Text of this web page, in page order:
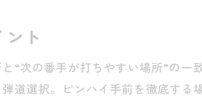
ト
“次の番手が打ちやすい場所”の一
道選択。ピンハイ手前を徹底する